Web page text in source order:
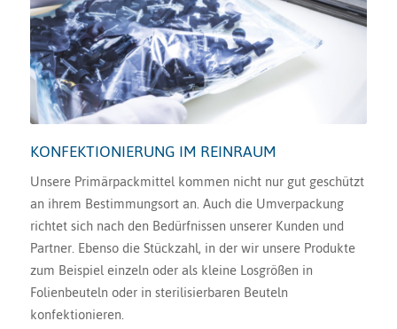
KONFEKTIONIERUNG IM REINRAUM
Unsere Primärpackmittel kommen nicht nur gut geschützt
an ihrem Bestimmungsort an. Auch die Umverpackung
richtet sich nach den Bedürfnissen unserer Kunden und
Partner. Ebenso die Stückzahl, in der wir unsere Produkte
zum Beispiel einzeln oder als kleine Losgrößen in
Folienbeuteln oder in sterilisierbaren Beuteln
konfektionieren.